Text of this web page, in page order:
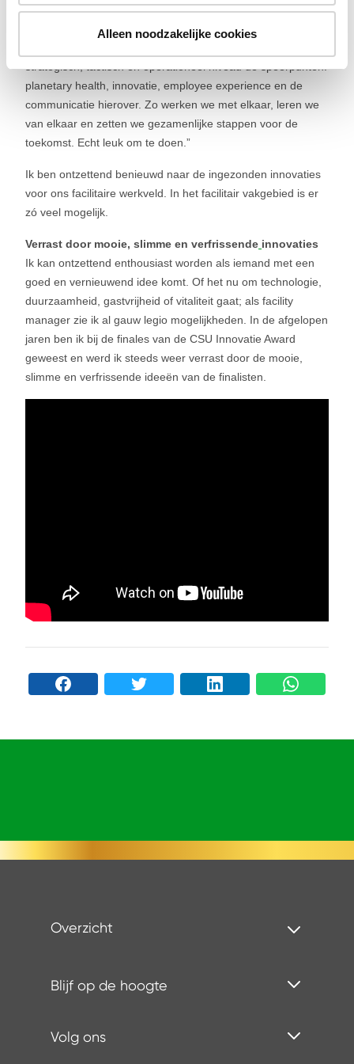
Alleen noodzakelijke cookies
sinds een tijdje een facilitaire coalitie gevormd tussen alle
samenwerkingspartners: ING, CSU, CBRE, Compass Group,
strategisch, tactisch en operationeel niveau de speerpunten:
planetary health, innovatie, employee experience en de
communicatie hierover. Zo werken we met elkaar, leren we
van elkaar en zetten we gezamenlijke stappen voor de
toekomst. Echt leuk om te doen.”
Ik ben ontzettend benieuwd naar de ingezonden innovaties
voor ons facilitaire werkveld. In het facilitair vakgebied is er
zó veel mogelijk.
Verrast door mooie, slimme en verfrissende innovaties
Ik kan ontzettend enthousiast worden als iemand met een
goed en vernieuwend idee komt. Of het nu om technologie,
duurzaamheid, gastvrijheid of vitaliteit gaat; als facility
manager zie ik al gauw legio mogelijkheden. In de afgelopen
jaren ben ik bij de finales van de CSU Innovatie Award
geweest en werd ik steeds weer verrast door de mooie,
slimme en verfrissende ideeën van de finalisten.
Overzicht
Blijf op de hoogte
Volg ons